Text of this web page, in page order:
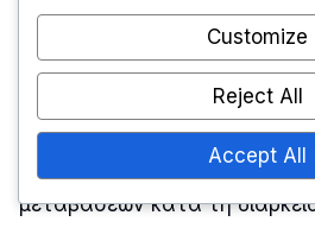
Ο λίμπερο είναι ένας
παίκτης που διαπρέπει στην
στις αμυντικές κινήσεις. Οι
τους είναι ζωτικής
της άμυνας και τη
μεταβάσεων κατά τη
Customize
Reject All
Accept All